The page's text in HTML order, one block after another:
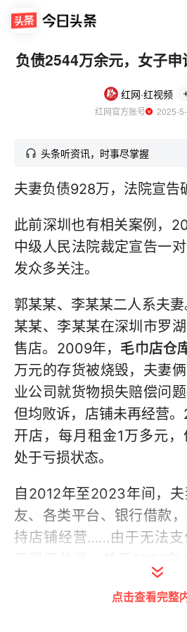
负债2544万余元，女子
红网·红视频
红网官方账号
2025-
头条听资讯，时事尽掌握
夫妻负债928万，法院宣告
此前深圳也有相关案例，
中级人民法院裁定宣告一
发众多关注。
郭某某、李某某二人系夫
某某、李某某在深圳市罗
售店。2009年， 毛巾店仓
万元的存货被烧毁，夫妻
业公司就货物损失赔偿问题
但均败诉，店铺未再经营
开店，每月租金1万多元
处于亏损状态。
自2012年至2023年间，
友、各类平台、银行借款
持店铺经营……由于无法支
点击查看完整